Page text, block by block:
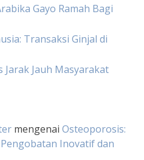
Gayo Ramah Bagi
Transaksi Ginjal di
Jarak Jauh Masyarakat
mengenai Osteoporosis:
Inovatif dan